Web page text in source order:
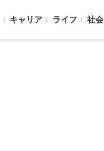
キャリア ライフ 社会